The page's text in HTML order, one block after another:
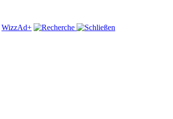
WizzAd+ Rechercher